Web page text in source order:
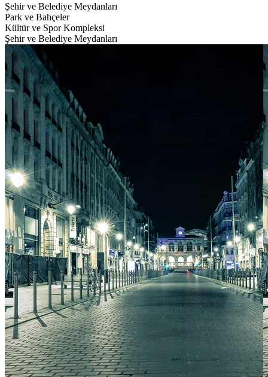
Şehir ve Belediye Meydanları
Park ve Bahçeler
Kültür ve Spor Kompleksi
Şehir ve Belediye Meydanları